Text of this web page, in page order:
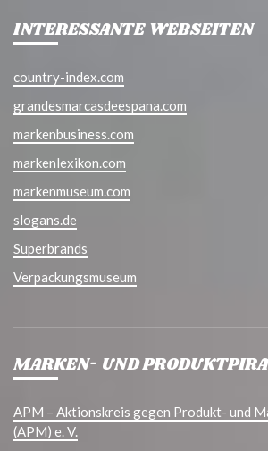
INTERESSANTE WEBSEITEN
country-index.com
grandesmarcasdeespana.com
markenbusiness.com
markenlexikon.com
markenmuseum.com
slogans.de
Superbrands
Verpackungsmuseum
MARKEN- UND
APM – Aktionskreis gegen Produkt- und
(APM) e. V.